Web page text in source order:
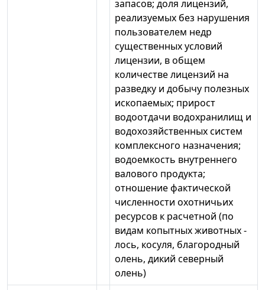
запасов; доля лицензий,
реализуемых без нарушения
пользователем недр
существенных условий
лицензии, в общем
количестве лицензий на
разведку и добычу полезных
ископаемых; прирост
водоотдачи водохранилищ и
водохозяйственных систем
комплексного назначения;
водоемкость внутреннего
валового продукта;
отношение фактической
численности охотничьих
ресурсов к расчетной (по
видам копытных животных -
лось, косуля, благородный
олень, дикий северный
олень)